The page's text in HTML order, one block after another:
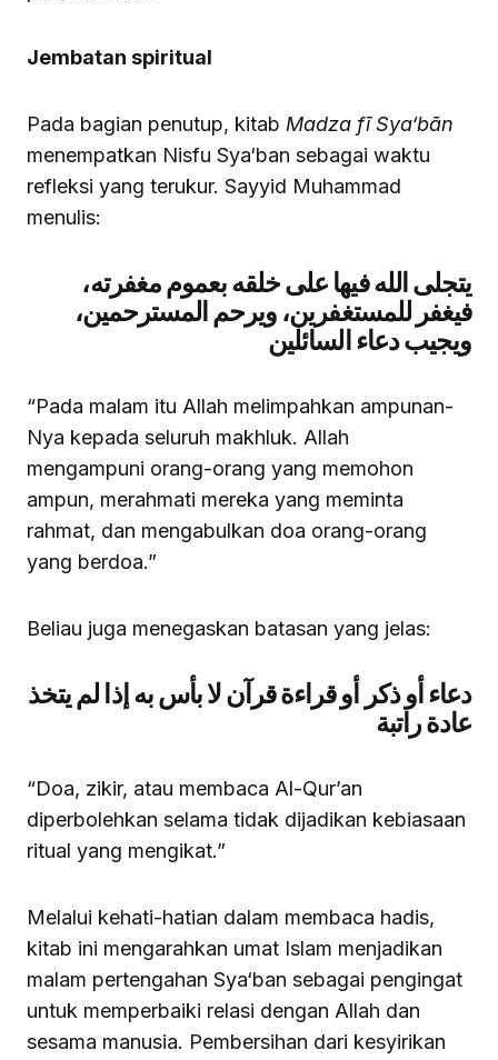
Jembatan spiritual
Pada bagian penutup, kitab Madza fī Sya‘bān
menempatkan Nisfu Sya‘ban sebagai waktu
refleksi yang terukur. Sayyid Muhammad
menulis:
يتجلى الله فيها على خلقه بعموم مغفرته،
فيغفر للمستغفرين، ويرحم المسترحمين،
ويجيب دعاء السائلين
“Pada malam itu Allah melimpahkan ampunan-
Nya kepada seluruh makhluk. Allah
mengampuni orang-orang yang memohon
ampun, merahmati mereka yang meminta
rahmat, dan mengabulkan doa orang-orang
yang berdoa.”
Beliau juga menegaskan batasan yang jelas:
دعاء أو ذكر أو قراءة قرآن لا بأس به إذا لم يتخذ
عادة راتبة
“Doa, zikir, atau membaca Al-Qur’an
diperbolehkan selama tidak dijadikan kebiasaan
ritual yang mengikat.”
Melalui kehati-hatian dalam membaca hadis,
kitab ini mengarahkan umat Islam menjadikan
malam pertengahan Sya‘ban sebagai pengingat
untuk memperbaiki relasi dengan Allah dan
sesama manusia. Pembersihan dari kesyirikan